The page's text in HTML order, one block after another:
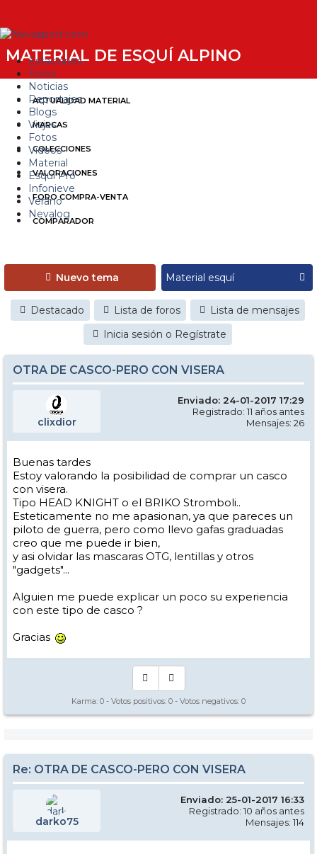
Estaciones
Foros
Noticias
Reportajes
Blogs
Viajes
Fotos
Videos
Material
Esquí Pro
Infonieve
Verano
Nevalog
MATERIAL DE ESQUÍ ALPINO
ACTUALIDAD MATERIAL
MARCAS
COLECCIONES
VALORACIONES
FORO COMPRA-VENTA
COMPARADOR
Nuevo tema
Destacado Lista de foros
Lista de mensajes
Inicia sesión o Regístrate
OTRA DE CASCO-PERO CON VISERA
clixdior
Enviado: 24-01-2017 17:29
Registrado: 11 años antes
Mensajes: 26
Buenas tardes
Estoy valorando la posibilidad de comprar un casco
con visera.
Tipo HEAD KNIGHT o el BRIKO Stromboli..
Esteticamente no me apasionan, ya que pareces un
piloto de guerra, pero como llevo gafas graduadas
creo que me puede ir bien,
y asi olvidar las mascaras OTG, lentillas y otros
"gadgets"...
Alguien me puede explicar un poco su experiencia
con este tipo de casco ?
Gracias
Karma: 0 - Votos positivos: 0 - Votos negativos: 0
Re: OTRA DE CASCO-PERO CON VISERA
darko75
Enviado: 25-01-2017 16:33
Registrado: 10 años antes
Mensajes: 114